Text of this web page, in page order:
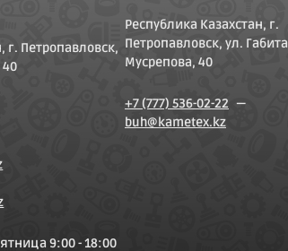
г. Петропавловск,
40
Республика Казахстан, г.
Петропавловск, ул. Габита
Мусрепова, 40
+7 (777) 536-02-22 —
buh@kametex.kz
9:00 - 18:00